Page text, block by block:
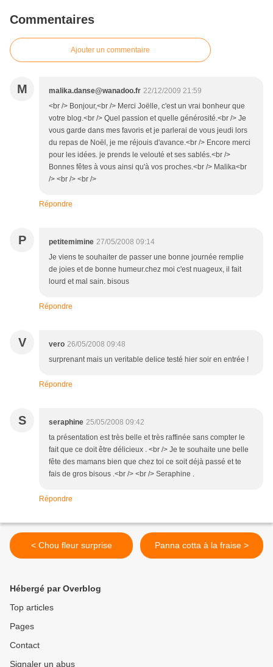
Commentaires
Ajouter un commentaire
M malika.danse@wanadoo.fr 22/12/2009 21:59
<br /> Bonjour,<br /> Merci Joëlle, c'est un vrai bonheur que
votre blog.<br /> Quel passion et quelle générosité.<br /> Je
vous garde dans mes favoris et je parlerai de vous jeudi lors
du repas de Noël, je me réjouis d'avance.<br /> Encore merci
pour les idées. je prends le velouté et ses sablés.<br />
Bonnes fêtes à vous ainsi qu'à vos proches.<br /> Malika<br
/> <br /> <br />
Répondre
P petitemimine 27/05/2008 09:14
Je viens te souhaiter de passer une bonne journée remplie
de joies et de bonne humeur.chez moi c'est nuageux, il fait
lourd et mal sain. bisous
Répondre
V vero 26/05/2008 09:48
surprenant mais un veritable delice testé hier soir en entrée !
Répondre
S seraphine 25/05/2008 09:42
ta présentation est très belle et très raffinée sans compter le
fait que ce doit être délicieux . <br /> Je te souhaite une belle
fête des mamans bien que chez toi ce soit déjà passé et te
fais de gros bisous .<br /> <br /> Seraphine .
Répondre
< Chou fleur surprise Panna cotta à la fraise >
Hébergé par Overblog
Top articles
Pages
Contact
Signaler un abus